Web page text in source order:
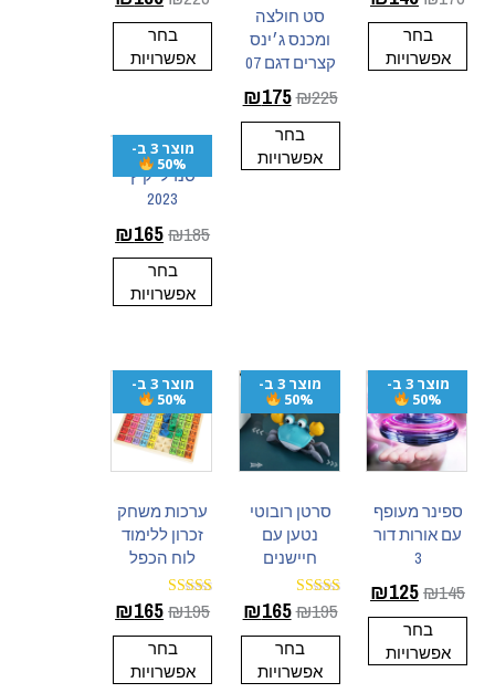
בחר
אפשרויות
סט חולצה
ומכנס ג׳ינס
קצרים דגם 07
₪225
₪175
בחר
אפשרויות
בחר
אפשרויות
מוצר 3 ב-
50%
סנדלי קיץ
2023
₪185
₪165
בחר
אפשרויות
מוצר 3 ב-
50%
ספינר מעופף
עם אורות דור
3
₪145
₪125
בחר
אפשרויות
מוצר 3 ב-
50%
סרטן רובוטי
נטען עם
חיישנים
דורג
4.60
מתוך 5
₪195
₪165
בחר
אפשרויות
מוצר 3 ב-
50%
ערכות משחק
זכרון ללימוד
לוח הכפל
דורג
5.00
מתוך 5
₪195
₪165
בחר
אפשרויות